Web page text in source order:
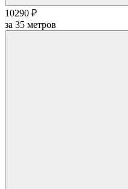
10290 ₽
за 35 метров